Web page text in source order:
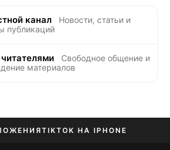
канал
Новости, статьи и
публикаций
Свободное общение и
материалов
TIKTOK НА IPHONE